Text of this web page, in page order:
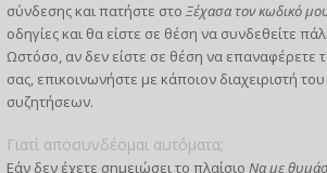
σύνδεσης και πατήστε στο Ξέχασα τον κωδικό
οδηγίες και θα είστε σε θέση να συνδεθείτε
Ωστόσο, αν δεν είστε σε θέση να επαναφέρετε
σας, επικοινωνήστε με κάποιον διαχειριστή
συζητήσεων.
Γιατί αποσυνδέομαι αυτόματα;
Εάν δεν έχετε σημειώσει το πλαίσιο Να με